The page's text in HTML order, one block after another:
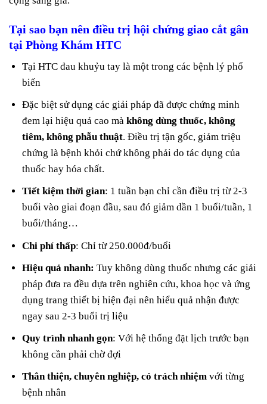
Tại sao bạn nên điều trị hội chứng giao cắt gân
tại Phòng Khám HTC
Tại HTC đau khuỷu tay là một trong các bệnh lý phổ
biến
Đặc biệt sử dụng các giải pháp đã được chứng minh
đem lại hiệu quả cao màkhông dùng thuốc, không
tiêm, không phẫu thuật. Điều trị tận gốc, giảm triệu
chứng là bệnh khỏi chứ không phải do tác dụng của
thuốc hay hóa chất.
Tiết kiệm thời gian: 1 tuần bạn chỉ cần điều trị từ 2-3
buổi vào giai đoạn đầu, sau đó giảm dần 1 buổi/tuần, 1
buổi/tháng…
Chi phí thấp: Chỉ từ 250.000đ/buổi
Hiệu quả nhanh: Tuy không dùng thuốc nhưng các giải
pháp đưa ra đều dựa trên nghiên cứu, khoa học và ứng
dụng trang thiết bị hiện đại nên hiểu quả nhận được
ngay sau 2-3 buổi trị liệu
Quy trình nhanh gọn: Với hệ thống đặt lịch trước bạn
không cần phải chờ đợi
Thân thiện, chuyên nghiệp, có trách nhiệm với từng
bệnh nhân